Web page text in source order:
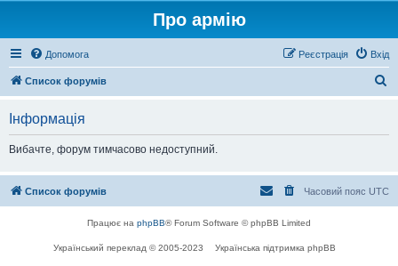
Про армію
Допомога Вхід
Реєстрація
Список форумів
Інформація
Вибачте, форум тимчасово недоступний.
Список форумів Часовий пояс UTC
Працює на phpBB® Forum Software © phpBB Limited
Український переклад © 2005-2023 Українська підтримка phpBB